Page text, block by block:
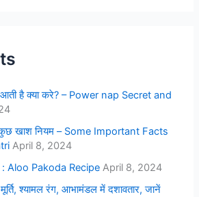
आती है क्या करे? – Power nap Secret and
कुछ खाश नियम – Some Important Facts
April 8, 2024
: Aloo Pakoda Recipe April 8, 2024
श्यामल रंग, आभामंडल में दशावतार, जानें